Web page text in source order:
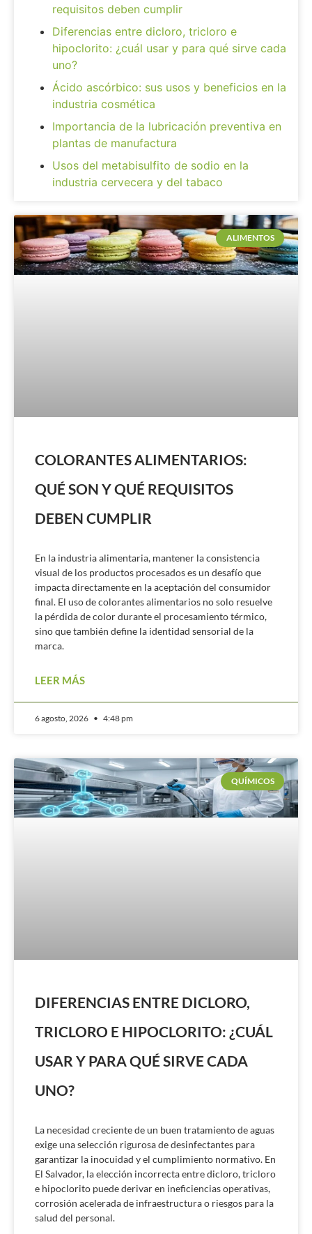
ALIMENTOS
COLORANTES ALIMENTARIOS:
QUÉ SON Y QUÉ REQUISITOS
DEBEN CUMPLIR
En la industria alimentaria, mantener la consistencia
visual de los productos procesados es un desafío que
impacta directamente en la aceptación del consumidor
final. El uso de colorantes alimentarios no solo resuelve
la pérdida de color durante el procesamiento térmico,
sino que también define la identidad sensorial de la
marca.
LEER MÁS
6 agosto, 2026 4:48 pm
QUÍMICOS
DIFERENCIAS ENTRE DICLORO,
TRICLORO E HIPOCLORITO: ¿CUÁL
USAR Y PARA QUÉ SIRVE CADA
UNO?
La necesidad creciente de un buen tratamiento de aguas
exige una selección rigurosa de desinfectantes para
garantizar la inocuidad y el cumplimiento normativo. En
El Salvador, la elección incorrecta entre dicloro, tricloro
e hipoclorito puede derivar en ineficiencias operativas,
corrosión acelerada de infraestructura o riesgos para la
salud del personal.
requisitos deben cumplir
Diferencias entre dicloro, tricloro e
hipoclorito: ¿cuál usar y para qué sirve cada
uno?
Ácido ascórbico: sus usos y beneficios en la
industria cosmética
Importancia de la lubricación preventiva en
plantas de manufactura
Usos del metabisulfito de sodio en la
industria cervecera y del tabaco